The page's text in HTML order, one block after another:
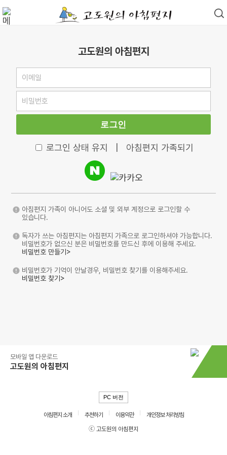
고도원의 아침편지
로그인
로그인 상태 유지 아침편지 가족되기
아침편지 가족이 아니어도 소셜 및 외부 계정으로 로그인할 수
있습니다.
독자가 쓰는 아침편지는 아침편지 가족으로 로그인하셔야 가능합니다.
비밀번호가 없으신 분은 비밀번호를 만드신 후에 이용해 주세요.
비밀번호 만들기>
비밀번호가 기억이 안날경우, 비밀번호 찾기를 이용해주세요.
비밀번호 찾기>
모바일 앱 다운로드
고도원의 아침편지
PC 버전
아침편지 소개 추천하기 이용약관
개인정보 처리방침
ⓒ 고도원의 아침편지